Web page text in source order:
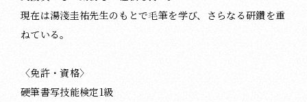
現在は湯淺圭祐先生のもとで毛筆を学び、さらなる研鑽を重
ねている。
〈免許・資格〉
硬筆書写技能検定1級